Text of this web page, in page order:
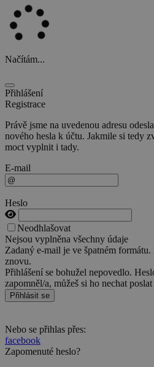
Načítám...
Přihlášení
Registrace
Právě jsme na uvedenou adresu
nového hesla k účtu. Jakmile si tedy
moct vyplnit i tady.
E-mail
Heslo
Neodhlašovat
Nejsou vyplněna všechny údaje
Zadaný e-mail je ve špatném
znovu.
Přihlášení se bohužel nepovedlo.
zapomněl/a, můžeš si ho nechat
Přihlásit se
Nebo se přihlas přes:
facebook
Zapomenuté heslo?